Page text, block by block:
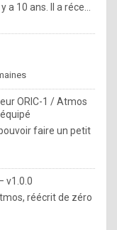
10 ans. Il a réce...
ORIC-1 / Atmos
faire un petit
v1.0.0
réécrit de zéro